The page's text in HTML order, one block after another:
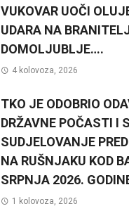
VUKOVAR UOČI
UDARA NA
DOMOLJUBLJE….
4 kolovoza, 2026
TKO JE ODOBRIO
DRŽAVNE POČASTI I
SUDJELOVANJE
NA RUŠNJAKU KOD
SRPNJA 2026.
1 kolovoza, 2026